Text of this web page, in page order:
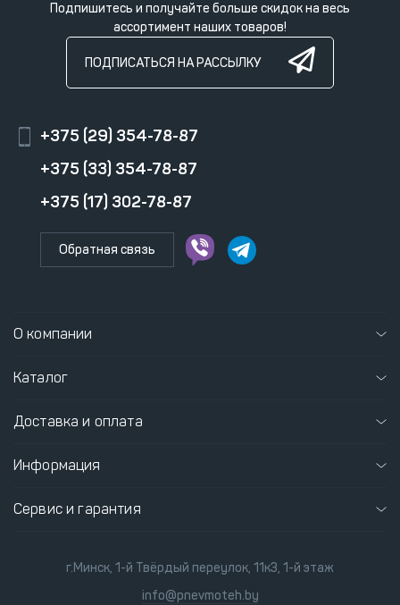
Подпишитесь и получайте больше скидок на весь
ассортимент наших товаров!
ПОДПИСАТЬСЯ НА РАССЫЛКУ
+375 (29) 354-78-87
+375 (33) 354-78-87
+375 (17) 302-78-87
Обратная связь
О компании
Каталог
Доставка и оплата
Информация
Сервис и гарантия
г.Минск, 1-й Твёрдый переулок, 11к3, 1-й этаж
info@pnevmoteh.by